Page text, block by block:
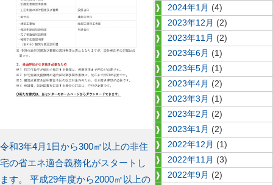
投
稿
前
の
投
令和3年4月1日から300㎡以上の非住
宅の省エネ適合義務化がスタートし
ます。 平成29年度から2000㎡以上の
2024年1月 (4)
2023年12月 (2)
2023年11月 (2)
2023年6月 (1)
2023年5月 (1)
2023年4月 (2)
2023年3月 (1)
2023年2月 (2)
2023年1月 (2)
2022年12月 (1)
2022年11月 (3)
2022年9月 (2)